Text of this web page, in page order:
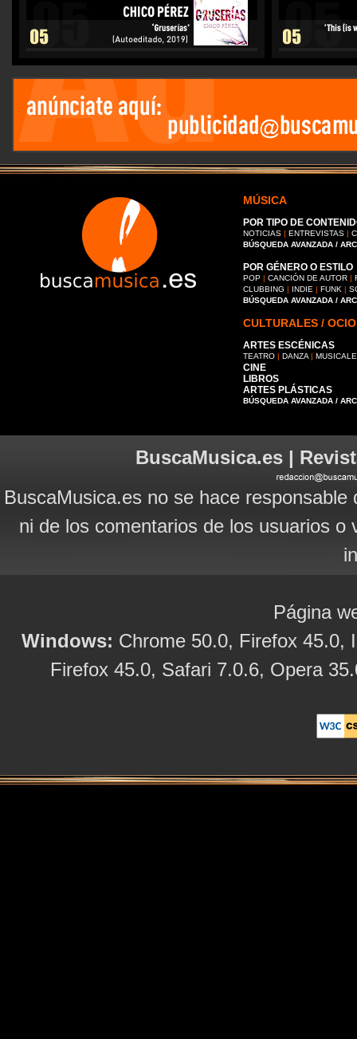
MÚSICA
POR TIPO DE
NOTICIAS | ENTREVISTAS |
BÚSQUEDA AVANZADA /
POR GÉNERO O ESTILO
POP | CANCIÓN DE AUTOR |
CLUBBING | INDIE | FUNK |
BÚSQUEDA AVANZADA /
CULTURALES / OCIO
ARTES ESCÉNICAS
TEATRO | DANZA |
CINE
LIBROS
ARTES PLÁSTICAS
BÚSQUEDA AVANZADA /
BuscaMusica.es |
BuscaMusica.es no se hace
ni de los comentarios de los usuarios
Página
Windows: Chrome 50.0, Firefox 45.0,
Firefox 45.0, Safari 7.0.6, Opera